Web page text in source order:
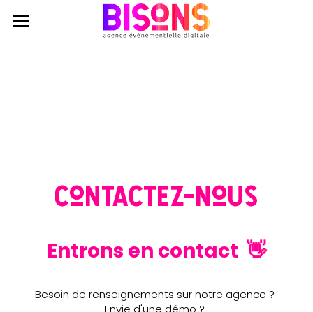
Contactez-nous
Entrons en contact  👋
Besoin de renseignements sur notre agence ?
Envie d'une démo ?